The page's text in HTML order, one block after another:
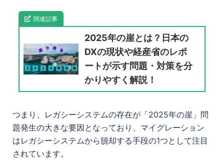
関連記事
2025年の崖とは？日本の
DXの現状や経産省のレポ
ートが示す問題・対策を分
かりやすく解説！
つまり、レガシーシステムの存在が「2025年の崖」問
題発生の大きな要因となっており、マイグレーション
はレガシーシステムから脱却する手段の1つとして注目
されています。